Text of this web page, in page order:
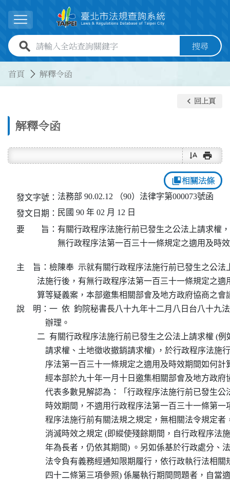
展開選單
全站查詢關鍵字欄位 搜尋
首頁 解釋令函
解釋令函
keyboard_arrow_left 回上頁
text_rotate_vertical print
collections_bookmark相關法條
發文字號： 法務部 90.02.12 （90）法律字第000073號函
發文日期： 民國 90 年 02 月 12 日
要 旨： 有關行政程序法施行前已發生之公法上請求權
無行政程序法第一百三十一條規定之適用及時
主    旨：檢陳奉  示就有關行政程序法施行前已發生之公法
法施行後，有無行政程序法第一百三十一條規定之
算等疑義案，本部邀集相關部會及地方政府協商之
說    明：一  依  鈞院秘書長八十九年十二月八日台八十九
              辦理。
二  有關行政程序法施行前已發生之公法上請求權 (
請求權、土地徵收撤銷請求權) ，於行政程序法
序法第一百三十一條規定之適用及時效期間如何
經本部於九十年一月十日邀集相關部會及地方政
代表多數見解認為：「行政程序法施行前已發生
時效期間，不適用行政程序法第一百三十一條第
程序法施行前有關法規之規定，無相關法令規定
消滅時效之規定 (即縱使殘餘期間，自行政程序
年為長者，仍依其期間) 。另如係基於行政處分
法令負有義務經通知限期履行，依行政執行法相
四十二條第三項參照) 係屬執行期間問題者，自